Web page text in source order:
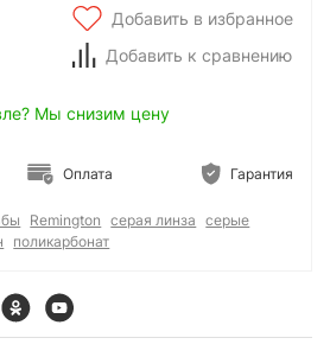
Добавить в избранное
Добавить к сравнению
Мы снизим цену
Оплата Гарантия
Remington серая линза
серые
поликарбонат